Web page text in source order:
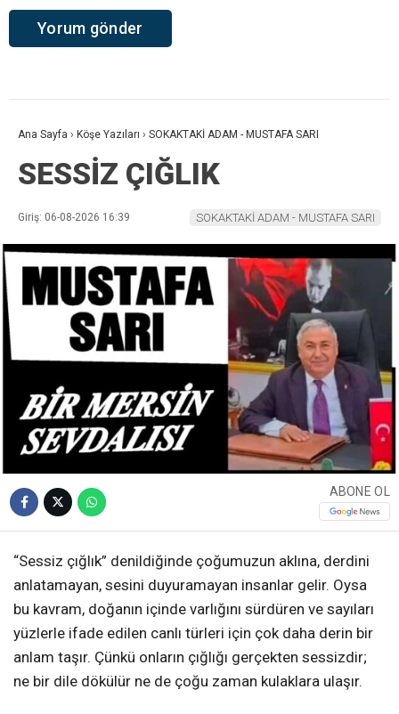
Ana Sayfa › Köşe Yazıları › SOKAKTAKİ ADAM - MUSTAFA SARI
SESSİZ ÇIĞLIK
Giriş: 06-08-2026 16:39 SOKAKTAKİ ADAM - MUSTAFA SARI
ABONE OL
“Sessiz çığlık” denildiğinde çoğumuzun aklına, derdini
anlatamayan, sesini duyuramayan insanlar gelir. Oysa
bu kavram, doğanın içinde varlığını sürdüren ve sayıları
yüzlerle ifade edilen canlı türleri için çok daha derin bir
anlam taşır. Çünkü onların çığlığı gerçekten sessizdir;
ne bir dile dökülür ne de çoğu zaman kulaklara ulaşır.